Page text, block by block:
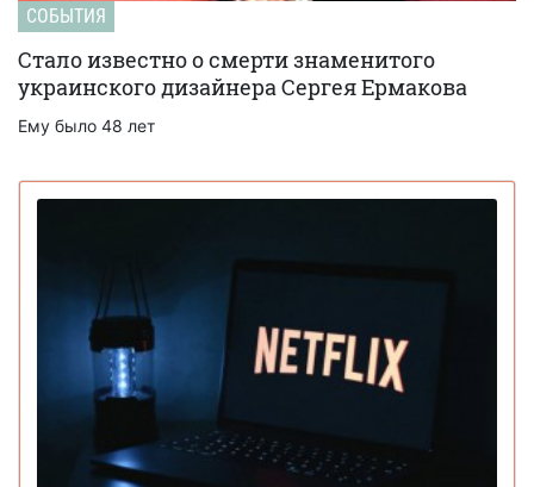
СОБЫТИЯ
Стало известно о смерти знаменитого
украинского дизайнера Сергея Ермакова
Ему было 48 лет